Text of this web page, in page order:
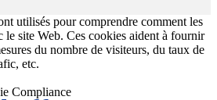
utilisés pour comprendre comment les
le site Web. Ces cookies aident à fournir
du nombre de visiteurs, du taux de
etc.
Compliance